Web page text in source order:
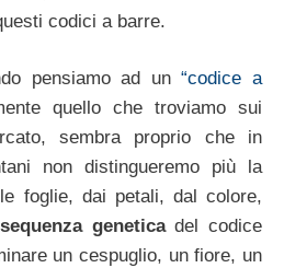
codici a barre.
pensiamo ad un“codice a
quello che troviamo sui
sembra proprio che in
non distingueremo più la
foglie, dai petali, dal colore,
sequenza geneticadel codice
un cespuglio, un fiore, un